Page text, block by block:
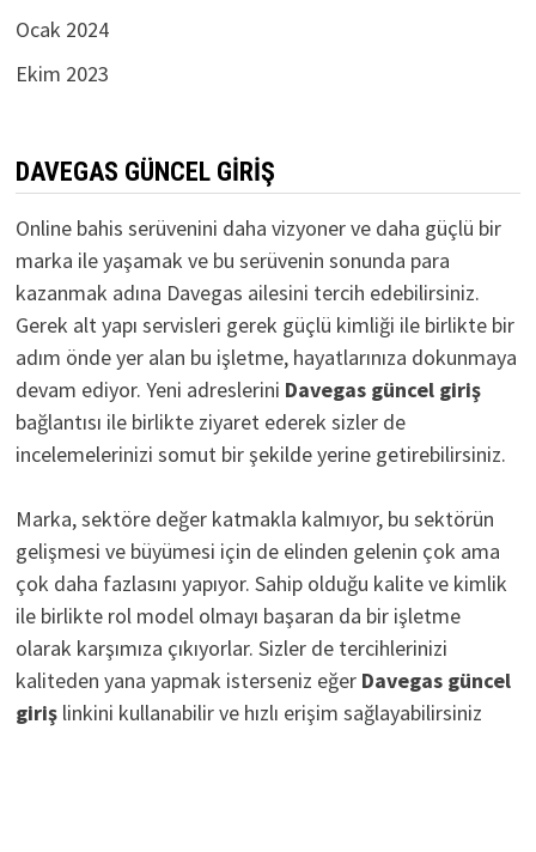
Ocak 2024
Ekim 2023
DAVEGAS GÜNCEL GIRIŞ
Online bahis serüvenini daha vizyoner ve daha güçlü bir
marka ile yaşamak ve bu serüvenin sonunda para
kazanmak adına Davegas ailesini tercih edebilirsiniz.
Gerek alt yapı servisleri gerek güçlü kimliği ile birlikte bir
adım önde yer alan bu işletme, hayatlarınıza dokunmaya
devam ediyor. Yeni adreslerini Davegas güncel giriş
bağlantısı ile birlikte ziyaret ederek sizler de
incelemelerinizi somut bir şekilde yerine getirebilirsiniz.
Marka, sektöre değer katmakla kalmıyor, bu sektörün
gelişmesi ve büyümesi için de elinden gelenin çok ama
çok daha fazlasını yapıyor. Sahip olduğu kalite ve kimlik
ile birlikte rol model olmayı başaran da bir işletme
olarak karşımıza çıkıyorlar. Sizler de tercihlerinizi
kaliteden yana yapmak isterseniz eğer Davegas güncel
giriş linkini kullanabilir ve hızlı erişim sağlayabilirsiniz